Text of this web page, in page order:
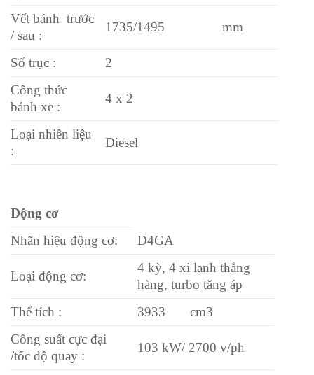
Vết bánh trước
/ sau :
1735/1495 mm
Số trục :
2
Công thức
bánh xe :
4 x 2
Loại nhiên liệu
:
Diesel
Động cơ
Nhãn hiệu động cơ:
D4GA
Loại động cơ:
4 kỳ, 4 xi lanh thẳng
hàng, turbo tăng áp
Thể tích :
3933 cm3
Công suất cực đại
/tốc độ quay :
103 kW/ 2700 v/ph